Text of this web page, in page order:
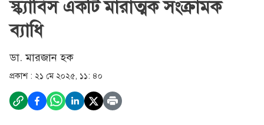
স্ক্যাবিস একটি মারাত্মক সংক্রামক
ব্যাধি
ডা. মারজান হক
প্রকাশ : ২১ মে ২০২৫, ১১: ৪০